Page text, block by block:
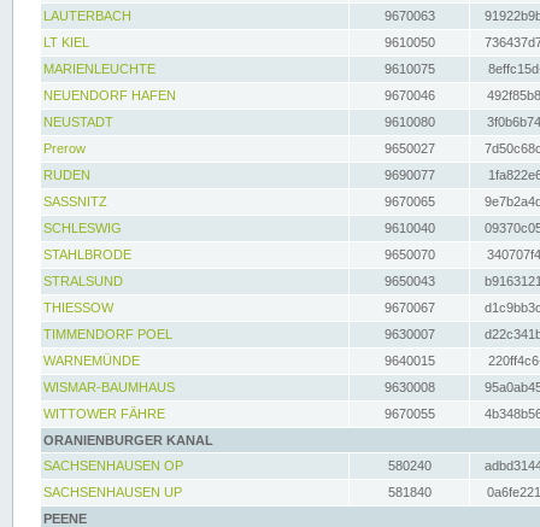
LAUTERBACH
9670063
LT KIEL
9610050
MARIENLEUCHTE
9610075
NEUENDORF HAFEN
9670046
NEUSTADT
9610080
Prerow
9650027
RUDEN
9690077
SASSNITZ
9670065
SCHLESWIG
9610040
STAHLBRODE
9650070
STRALSUND
9650043
THIESSOW
9670067
TIMMENDORF POEL
9630007
WARNEMÜNDE
9640015
WISMAR-BAUMHAUS
9630008
WITTOWER FÄHRE
9670055
ORANIENBURGER KANAL
SACHSENHAUSEN OP
580240
SACHSENHAUSEN UP
581840
PEENE